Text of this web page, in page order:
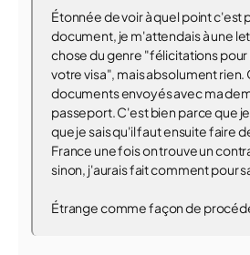
Étonnée de voir à quel point c'est
document, je m'attendais à une
chose du genre "félicitations
votre visa", mais absolument rien.
documents envoyés avec ma
passeport. C'est bien parce que
que je sais qu'il faut ensuite faire
France une fois on trouve un
sinon, j'aurais fait comment pour
Étrange comme façon de